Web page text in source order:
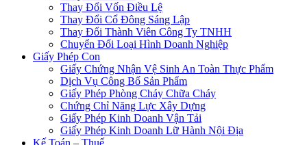
Thay Đổi Vốn Điều Lệ
Thay Đổi Cổ Đông Sáng Lập
Thay Đổi Thành Viên Công Ty TNHH
Chuyển Đổi Loại Hình Doanh Nghiệp
Giấy Phép Con
Giấy Chứng Nhận Vệ Sinh An Toàn Thực Phẩm
Dịch Vụ Công Bố Sản Phẩm
Giấy Phép Phòng Cháy Chữa Cháy
Chứng Chỉ Năng Lực Xây Dựng
Giấy Phép Kinh Doanh Vận Tải
Giấy Phép Kinh Doanh Lữ Hành Nội Địa
Kế Toán – Thuế